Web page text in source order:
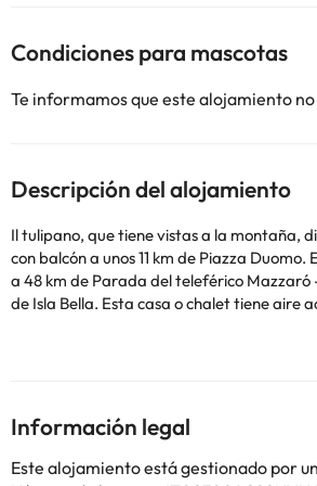
Condiciones para mascotas
Te informamos que este alojamiento
Descripción del alojamiento
Il tulipano, que tiene vistas a la montaña,
con balcón a unos 11 km de Piazza Duomo.
a 48 km de Parada del teleférico Mazzaró
de Isla Bella. Esta casa o chalet tiene aire acondicionado y
dispone de 1 dormitorio y 1 baño con bidet,
aseo gratuitos. La cocina está equipada
El aeropuerto (Aeropuerto de Catania -
km.
En este alojamiento no se pueden celebrar
Información legal
Este alojamiento está gestionado por